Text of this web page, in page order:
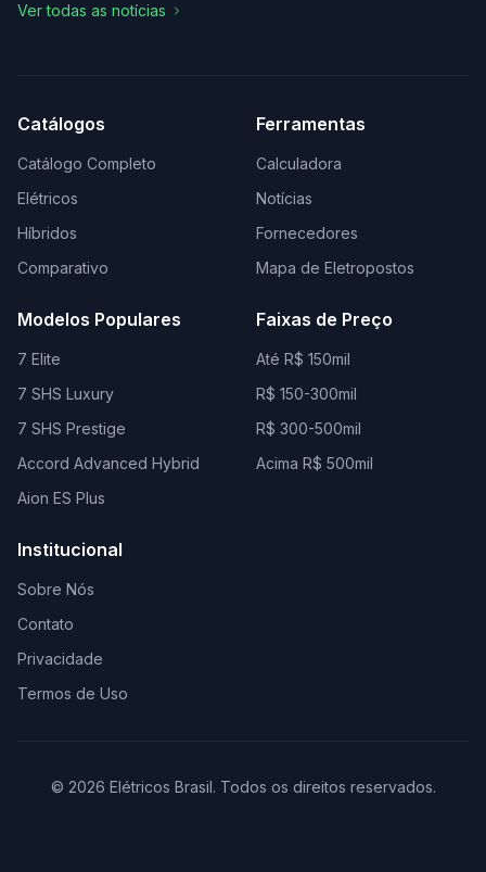
Ver todas as notícias
Catálogos
Catálogo Completo
Elétricos
Híbridos
Comparativo
Ferramentas
Calculadora
Notícias
Fornecedores
Mapa de Eletropostos
Modelos Populares
7 Elite
7 SHS Luxury
7 SHS Prestige
Accord Advanced Hybrid
Aion ES Plus
Faixas de Preço
Até R$ 150mil
R$ 150-300mil
R$ 300-500mil
Acima R$ 500mil
Institucional
Sobre Nós
Contato
Privacidade
Termos de Uso
© 2026 Elétricos Brasil. Todos os direitos reservados.